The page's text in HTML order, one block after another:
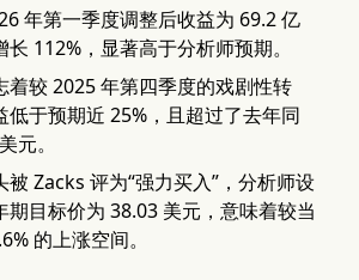
年第一季度调整后收益为 69.2 亿
112%，显著高于分析师预期。
着较 2025 年第四季度的戏剧性转
低于预期近 25%，且超过了去年同
元。
被 Zacks 评为“强力买入”，分析师设
期目标价为 38.03 美元，意味着较当
的上涨空间。